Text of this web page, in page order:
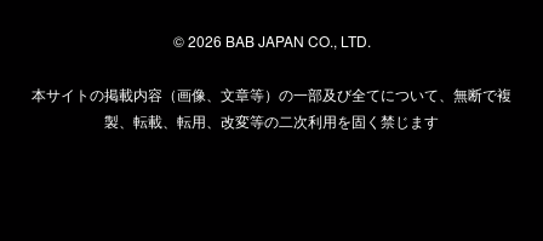
©2026 BAB JAPAN CO., LTD.
本サイトの掲載内容（画像、文章等）の一部及び全てについて、無断で複
製、転載、転用、改変等の二次利用を固く禁じます